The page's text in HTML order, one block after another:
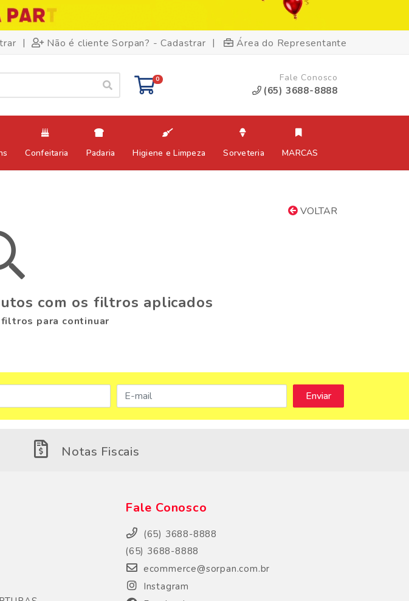
| Não é cliente Sorpan? - Cadastrar | Área do Representante
0 Fale Conosco
(65) 3688-8888
Confeitaria Padaria Higiene e Limpeza Sorveteria MARCAS
VOLTAR
com os filtros aplicados
para continuar
Notas Fiscais
Fale Conosco
(65) 3688-8888
(65) 3688-8888
ecommerce@sorpan.com.br
Instagram